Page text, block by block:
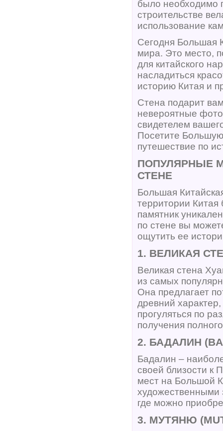
было необходимо
строительстве
использование
Сегодня Большая
мира. Это место,
для китайского
насладиться
историю Китая и
Стена подарит
невероятные
свидетелем
Посетите
путешествие по
ПОПУЛЯРНЫЕ
СТЕНЕ
Большая
территории Китая
памятник
по стене вы
ощутить ее
1. ВЕЛИКАЯ
Великая стена
из самых
Она предлагает
древний
прогуляться по
получения
2. БАДАЛИН
Бадалин –
своей близости к
мест на Большой
художественными
где можно
3. МУТЯНЮ